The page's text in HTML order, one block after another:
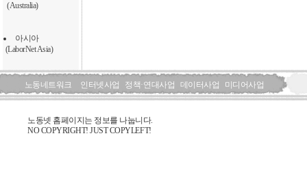
(Australia)
아시아
(LaborNet Asia)
노동네트워크 인터넷사업 정책·연대사업 데이터사업 미디어사업
노동넷 홈페이지는 정보를 나눕니다.
NO COPYRIGHT! JUST COPYLEFT!